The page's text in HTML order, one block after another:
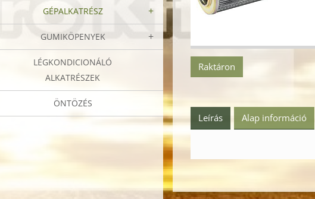
GÉPALKATRÉSZ
GUMIKÖPENYEK
LÉGKONDICIONÁLÓ
ALKATRÉSZEK
ÖNTÖZÉS
Raktáron
Leírás Alap információ